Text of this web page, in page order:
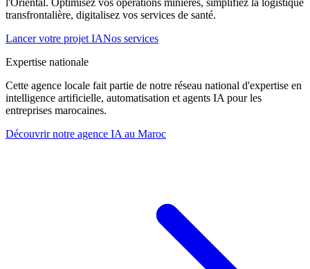
transfrontalière, digitalisez vos services de santé.
Lancer votre projet IANos services
Expertise nationale
Cette agence locale fait partie de notre réseau national d'expertise en
intelligence artificielle, automatisation et agents IA pour les
entreprises marocaines.
Découvrir notre agence IA au Maroc